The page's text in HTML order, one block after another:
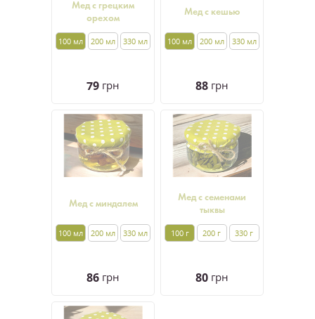
Мед с грецким
орехом
100 мл 200 мл 330 мл
79 грн
Мед с кешью
100 мл 200 мл 330 мл
88 грн
Мед с миндалем
100 мл 200 мл 330 мл
86 грн
Мед с семенами
тыквы
100 г 200 г 330 г
80 грн